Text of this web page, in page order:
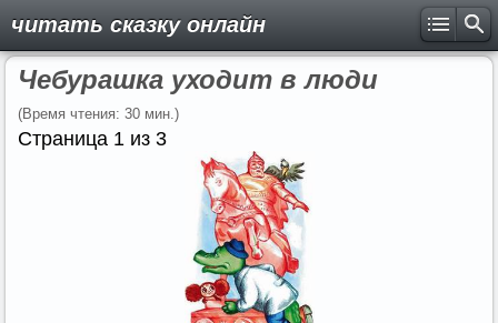
читать сказку онлайн
Чебурашка уходит в люди
(Время чтения: 30 мин.)
Страница 1 из 3